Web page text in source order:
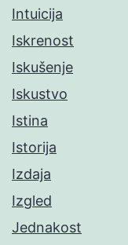
Intuicija
Iskrenost
Iskušenje
Iskustvo
Istina
Istorija
Izdaja
Izgled
Jednakost